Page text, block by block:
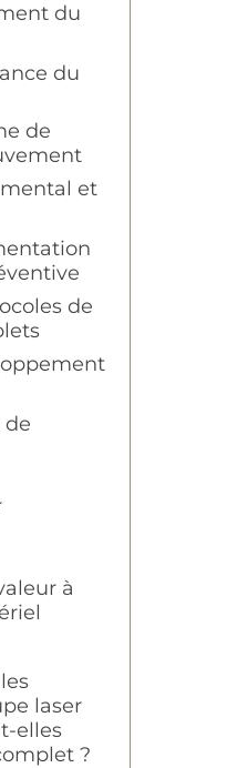
du
du
de
et
de
de
à
laser
elles
?